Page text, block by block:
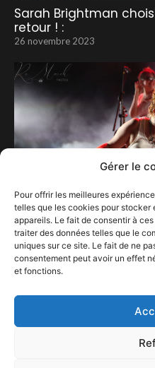
Gérer le
Pour offrir les meilleures
telles que les cookies pour
appareils. Le fait de consentir à
traiter des données telles que le
uniques sur ce site. Le fait de ne
consentement peut avoir un effet
et fonctions.
Sarah Brightman
retour ! :
26 novembre 2023
La tornade CMAT
2 septembre 2025